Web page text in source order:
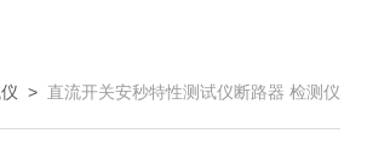
> 直流开关安秒特性测试仪断路器 检测仪